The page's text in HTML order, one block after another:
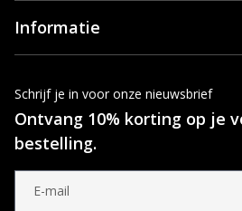
Informatie
Schrijf je in voor onze nieuwsbrief
Ontvang 10% korting op je
bestelling.